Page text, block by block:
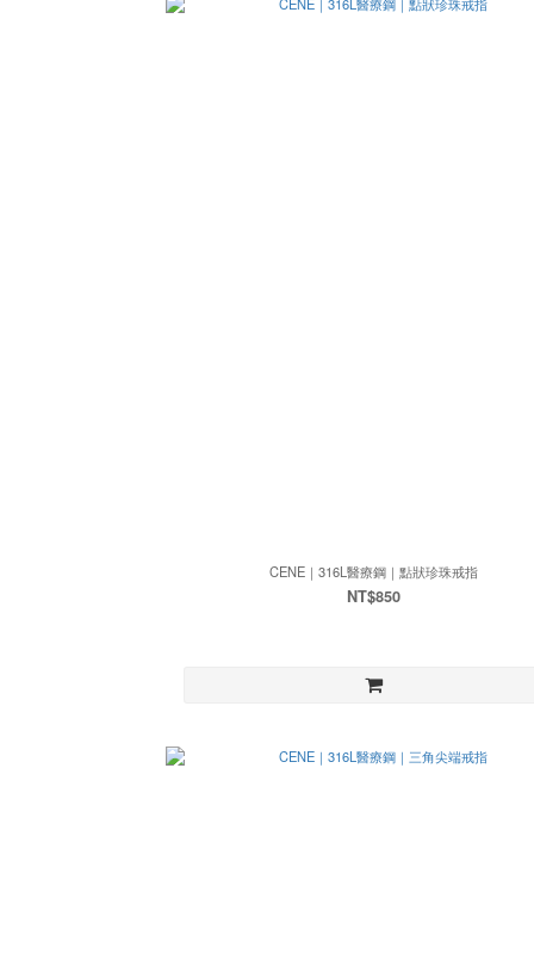
CENE｜316L醫療鋼｜點狀珍珠戒指
NT$850